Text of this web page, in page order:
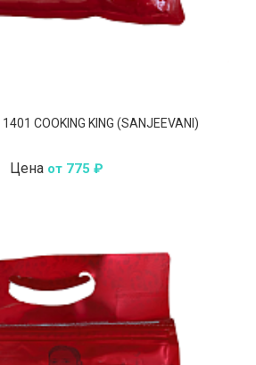
COOKING KING (SANJEEVANI)
Цена от 775 ₽